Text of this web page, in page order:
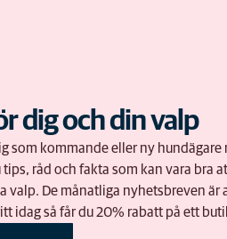
dig och din valp
som kommande eller ny hundägare
råd och fakta som kan vara bra
valp. De månatliga nyhetsbreven är
idag så får du 20% rabatt på ett